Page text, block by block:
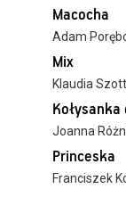
Macocha
Adam
Mix
Klaudia
Kołysanka
Joanna
Princeska
Franciszek